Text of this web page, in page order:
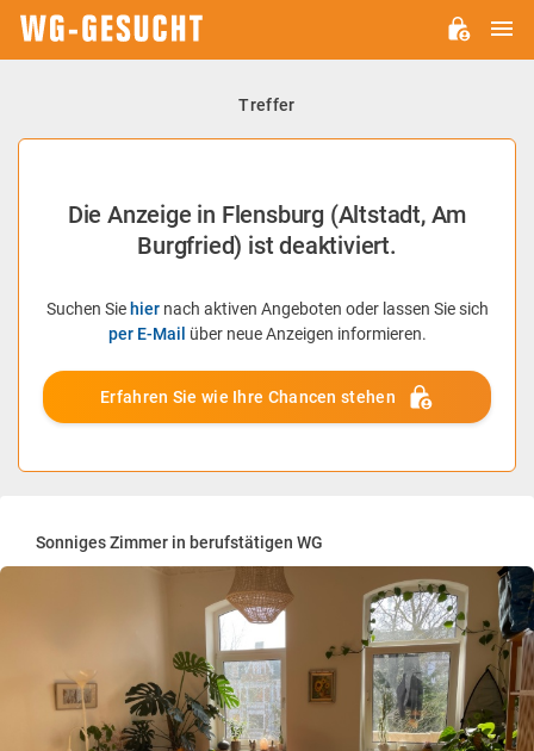
Treffer
Die Anzeige in Flensburg (Altstadt, Am
Burgfried) ist deaktiviert.
Suchen Sie hiernach aktiven Angeboten oder lassen Sie sich
per E-Mail über neue Anzeigen informieren.
Erfahren Sie wie Ihre Chancen stehen
Sonniges Zimmer in berufstätigen WG